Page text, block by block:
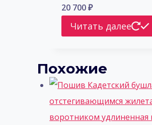
20 700₽
Читать далее
Похожие